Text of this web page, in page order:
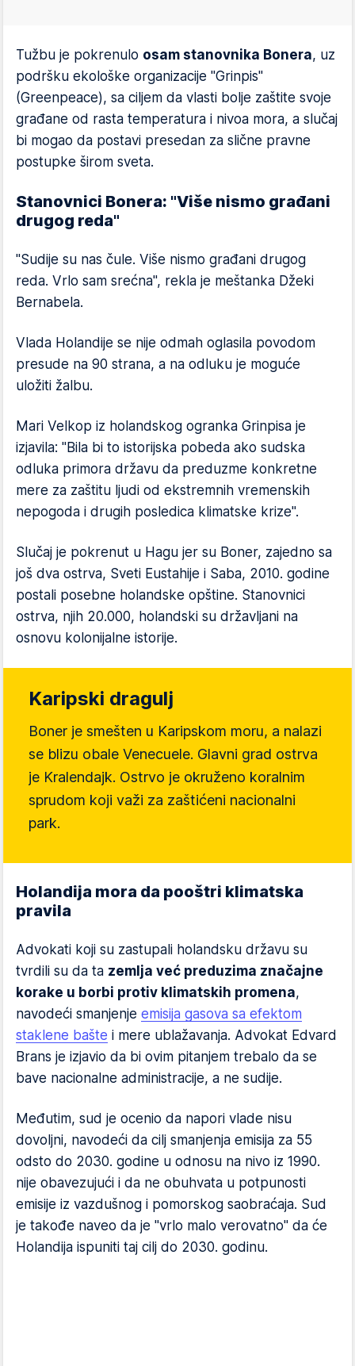
Tužbu je pokrenulo osam stanovnika Bonera, uz
podršku ekološke organizacije "Grinpis"
(Greenpeace), sa ciljem da vlasti bolje zaštite svoje
građane od rasta temperatura i nivoa mora, a slučaj
bi mogao da postavi presedan za slične pravne
postupke širom sveta.
Stanovnici Bonera: "Više nismo građani
drugog reda"
"Sudije su nas čule. Više nismo građani drugog
reda. Vrlo sam srećna", rekla je meštanka Džeki
Bernabela.
Vlada Holandije se nije odmah oglasila povodom
presude na 90 strana, a na odluku je moguće
uložiti žalbu.
Mari Velkop iz holandskog ogranka Grinpisa je
izjavila: "Bila bi to istorijska pobeda ako sudska
odluka primora državu da preduzme konkretne
mere za zaštitu ljudi od ekstremnih vremenskih
nepogoda i drugih posledica klimatske krize".
Slučaj je pokrenut u Hagu jer su Boner, zajedno sa
još dva ostrva, Sveti Eustahije i Saba, 2010. godine
postali posebne holandske opštine. Stanovnici
ostrva, njih 20.000, holandski su državljani na
osnovu kolonijalne istorije.
Karipski dragulj
Boner je smešten u Karipskom moru, a nalazi
se blizu obale Venecuele. Glavni grad ostrva
je Kralendajk. Ostrvo je okruženo koralnim
sprudom koji važi za zaštićeni nacionalni
park.
Holandija mora da pooštri klimatska
pravila
Advokati koji su zastupali holandsku državu su
tvrdili su da ta zemlja već preduzima značajne
korake u borbi protiv klimatskih promena,
navodeći smanjenje emisija gasova sa efektom
staklene bašte i mere ublažavanja. Advokat Edvard
Brans je izjavio da bi ovim pitanjem trebalo da se
bave nacionalne administracije, a ne sudije.
Međutim, sud je ocenio da napori vlade nisu
dovoljni, navodeći da cilj smanjenja emisija za 55
odsto do 2030. godine u odnosu na nivo iz 1990.
nije obavezujući i da ne obuhvata u potpunosti
emisije iz vazdušnog i pomorskog saobraćaja. Sud
je takođe naveo da je "vrlo malo verovatno" da će
Holandija ispuniti taj cilj do 2030. godinu.